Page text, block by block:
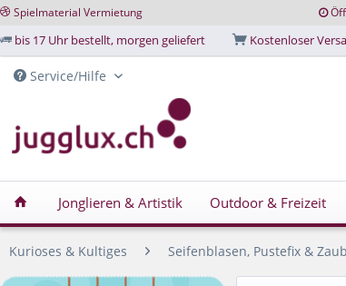
Spielmaterial Vermietung
bis 17 Uhr bestellt, morgen geliefert Kostenloser
Service/Hilfe
Jonglieren & Artistik Outdoor & Freizeit
Kurioses & Kultiges Seifenblasen, Pustefix &